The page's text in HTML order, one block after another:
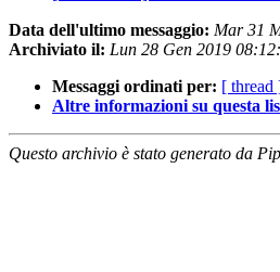
Data dell'ultimo messaggio: Mar 31
Archiviato il: Lun 28 Gen 2019
Messaggi ordinati per: [ thread
Altre informazioni su questa
Questo archivio è stato generato da